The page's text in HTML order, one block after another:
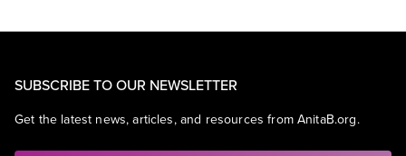
SUBSCRIBE TO OUR NEWSLETTER
Get the latest news, articles, and resources from AnitaB.org.